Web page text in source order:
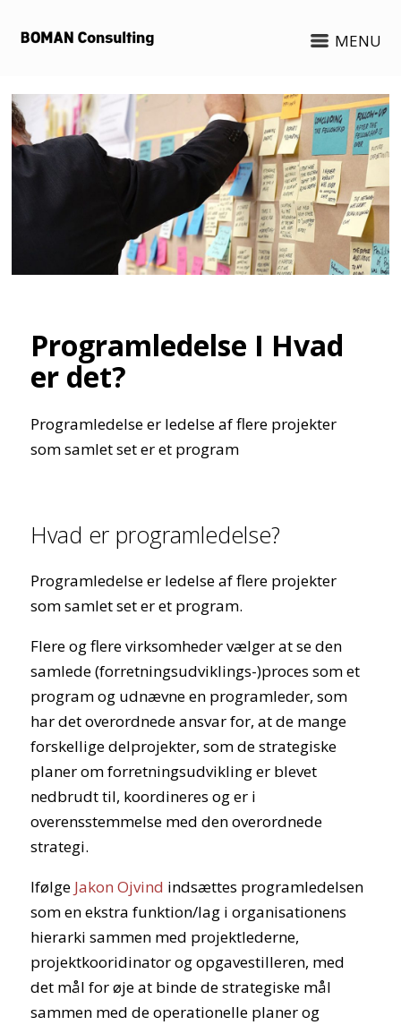
MENU
Programledelse I Hvad
er det?
Programledelse er ledelse af flere projekter
som samlet set er et program
Hvad er programledelse?
Programledelse er ledelse af flere projekter
som samlet set er et program.
Flere og flere virksomheder vælger at se den
samlede (forretningsudviklings-)proces som et
program og udnævne en programleder, som
har det overordnede ansvar for, at de mange
forskellige delprojekter, som de strategiske
planer om forretningsudvikling er blevet
nedbrudt til, koordineres og er i
overensstemmelse med den overordnede
strategi.
Ifølge Jakon Ojvind indsættes programledelsen
som en ekstra funktion/lag i organisationens
hierarki sammen med projektlederne,
projektkooridinator og opgavestilleren, med
det mål for øje at binde de strategiske mål
sammen med de operationelle planer og